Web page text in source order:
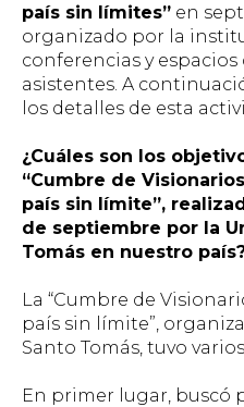
país sin límites” en
organizado por la
conferencias y
asistentes. A
los detalles de esta
¿Cuáles son los
“Cumbre de
país sin límite”,
de septiembre por la
Tomás en nuestro
La “Cumbre de
país sin límite”,
Santo Tomás, tuvo
En primer lugar, buscó